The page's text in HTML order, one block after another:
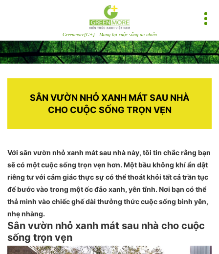
Greenmore[G+] - Mang lại cuộc sống an nhiên
SÂN VƯỜN NHỎ XANH MÁT SAU NHÀ
CHO CUỘC SỐNG TRỌN VẸN
Với sân vườn nhỏ xanh mát sau nhà này, tôi tin chắc rằng bạn
sẽ có một cuộc sống trọn vẹn hơn. Một bầu không khí ẩn dật
riêng tư với cảm giác thực sự có thể thoát khỏi tất cả trần tục
để bước vào trong một ốc đảo xanh, yên tĩnh. Nơi bạn có thể
thả mình vào chiếc ghế dài thưởng thức cuộc sống bình yên,
nhẹ nhàng.
Sân vườn nhỏ xanh mát sau nhà cho cuộc
sống trọn vẹn